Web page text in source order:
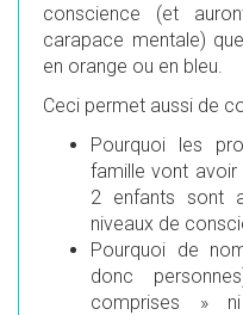
conscience (et
carapace mentale)
en orange ou en bleu.
Ceci permet aussi de
Pourquoi les
famille vont
2 enfants sont
niveaux de
Pourquoi de
donc
comprises »